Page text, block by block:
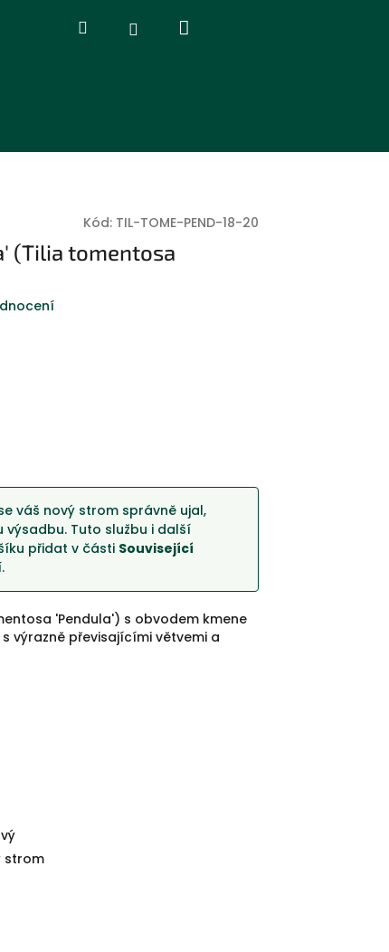
HledatPřihlášení
Kód: TIL-TOME-PEND-18-20
(Tilia tomentosa
váš nový strom správně ujal,
Tuto službu i další
přidat v části Související
'Pendula') s obvodem kmene
výrazně převisajícími větvemi a
strom